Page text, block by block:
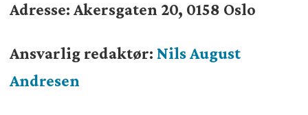
Adresse: Akersgaten 20, 0158 Oslo
Ansvarlig redaktør: Nils August
Andresen